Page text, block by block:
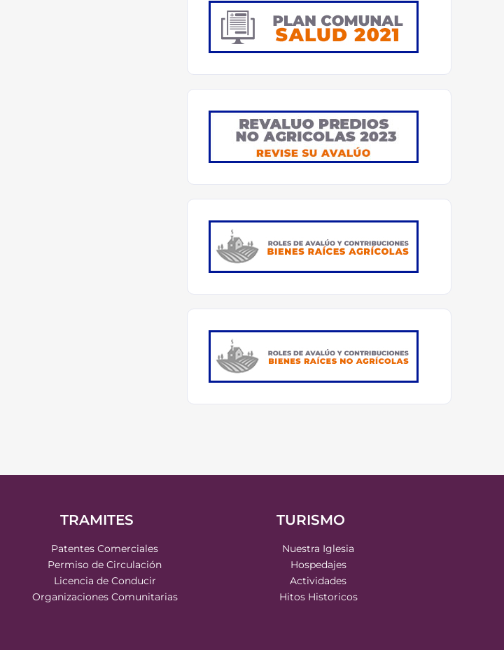
TRAMITES
Patentes Comerciales
Permiso de Circulación
Licencia de Conducir
Organizaciones Comunitarias
TURISMO
Nuestra Iglesia
Hospedajes
Actividades
Hitos Historicos